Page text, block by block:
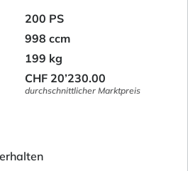
200 PS
998 ccm
199 kg
CHF 20’230.00
durchschnittlicher Marktpreis